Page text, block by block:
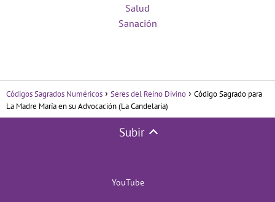
Salud
Sanación
Códigos Sagrados Numéricos Seres del Reino Divino
Código Sagrado para
La Madre María en su Advocación (La Candelaria)
Subir
YouTube